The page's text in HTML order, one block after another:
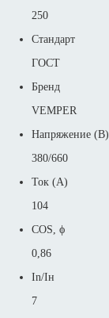
250
Стандарт
ГОСТ
Бренд
VEMPER
Напряжение (В)
380/660
Ток (А)
104
COS, ϕ
0,86
In/Iн
7